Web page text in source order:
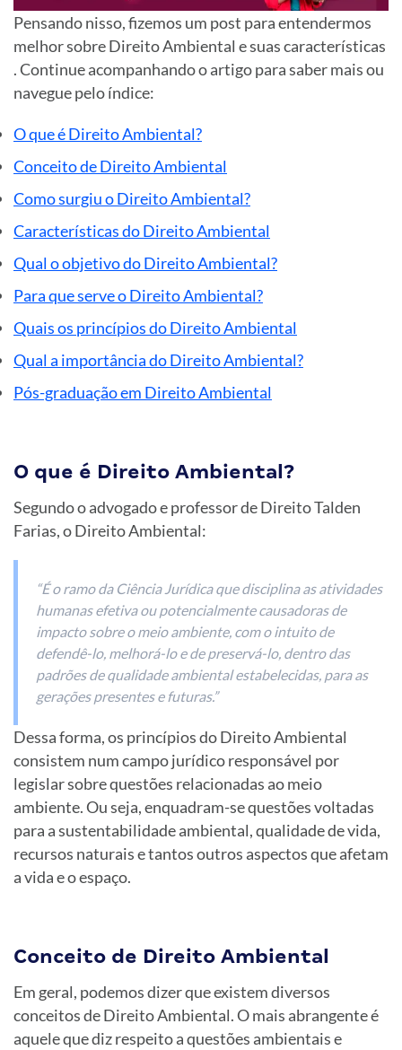
Pensando nisso, fizemos um post para entendermos
melhor sobre Direito Ambiental e suas características
. Continue acompanhando o artigo para saber mais ou
navegue peloíndice:
O que é Direito Ambiental?
Conceito de Direito Ambiental
Como surgiu o Direito Ambiental?
Características do Direito Ambiental
Qual o objetivo do Direito Ambiental?
Para que serve o Direito Ambiental?
Quais os princípios do Direito Ambiental
Qual a importância do Direito Ambiental?
Pós-graduação em Direito Ambiental
O que é Direito Ambiental?
Segundo o advogado e professor de Direito Talden
Farias, o Direito Ambiental:
“É o ramo da Ciência Jurídica que disciplina as atividades
humanas efetiva ou potencialmente causadoras de
impacto sobre o meio ambiente, com o intuito de
defendê-lo, melhorá-lo e de preservá-lo, dentro das
padrões de qualidade ambiental estabelecidas, para as
gerações presentes e futuras.”
Dessa forma, os princípios do Direito Ambiental
consistem num campo jurídico responsável por
legislar sobre questões relacionadas ao meio
ambiente. Ou seja, enquadram-se questões voltadas
para a sustentabilidade ambiental, qualidade de vida,
recursos naturais e tantos outros aspectos que afetam
a vida e o espaço.
Conceito de Direito Ambiental
Em geral, podemos dizer que existem diversos
conceitos de Direito Ambiental.O mais abrangente é
aquele que diz respeito a questões ambientais e